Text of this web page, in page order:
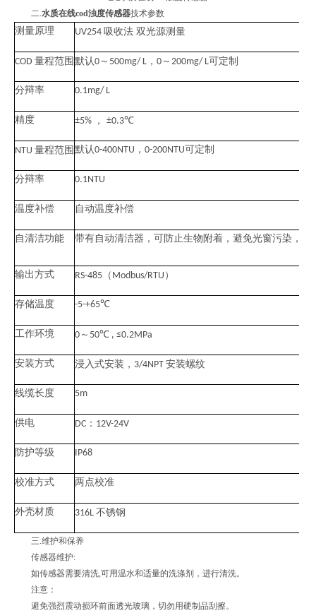
二. 水质在线cod浊度传感器技术参数
测量原理 UV254 吸收法 双光源测量
COD 量程范围 默认0 ～ 500mg/ L， 0 ～ 200mg/ L可定制
分辩率 0.1mg/ L
精度 ±5% ， ±0.3℃
NTU 量程范围 默认0-400NTU， 0-200NTU可定制
分辩率 0.1NTU
温度补偿 自动温度补偿
自清洁功能 带有自动清洁器，可防止生物附着，避免光窗污染，
输出方式 RS-485 （ Modbus/RTU ）
存储温度 -5-+65℃
工作环境 0 ～ 50℃ , ≤0.2MPa
安装方式 浸入式安装， 3/4NPT 安装螺纹
线缆长度 5m
供电 DC ： 12V-24V
防护等级 IP68
校准方式 两点校准
外壳材质 316L 不锈钢
三.维护和保养
传感器维护:
如传感器需要清洗,可用温水和适量的洗涤剂，进行清洗。
注意：
避免强烈震动损环前面透光玻璃，切勿用硬制品刮擦。